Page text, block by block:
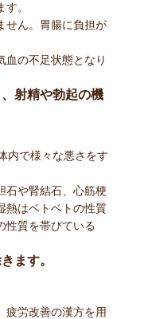
。
せん。胃腸に負担が
血の不足状態となり
射精や勃起の機
内で様々な悪さをす
石や腎結石、心筋梗
熱はベトベトの性質
性質を帯びている
ます。
疲労改善の漢方を用